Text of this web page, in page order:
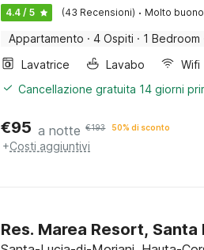
4.4 / 5 (43 Recensioni) · Molto buono
Appartamento · 4 Ospiti · 1 Bedroom
Lavatrice
Lavabo Wifi
Cancellazione gratuita 14 giorni
€95 a notte €193 50% di sconto
+Costi aggiuntivi
Res. Marea Resort,